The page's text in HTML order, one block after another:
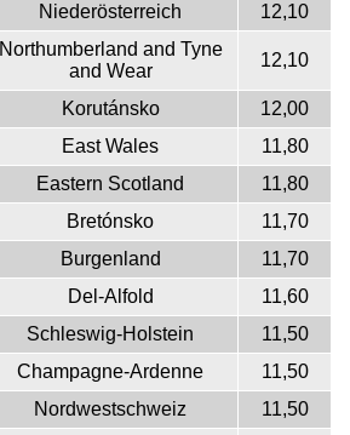
Niederösterreich 12,10
Northumberland and Tyne
and Wear
12,10
Korutánsko
12,00
East Wales
11,80
Eastern Scotland
11,80
Bretónsko
11,70
Burgenland
11,70
Del-Alfold
11,60
Schleswig-Holstein
11,50
Champagne-Ardenne
11,50
Nordwestschweiz
11,50